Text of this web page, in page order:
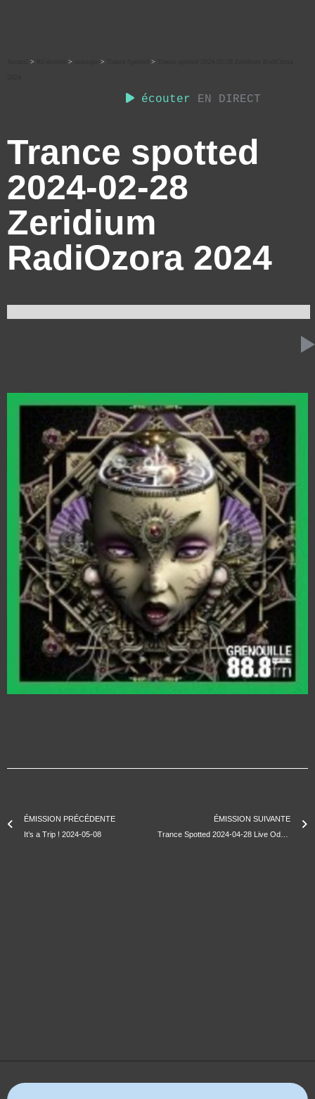
écouter EN DIRECT
> > > >
Trance spotted
2024-02-28
Zeridium
RadiOzora 2024
ÉMISSION PRÉCÉDENTE
It’s a Trip ! 2024-05-08
ÉMISSION SUIVANTE
Trance Spotted 2024-04-28 Live Oddwave